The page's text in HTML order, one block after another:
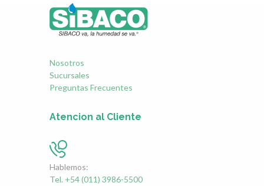
Nosotros
Sucursales
Preguntas Frecuentes
Atencion al Cliente
Hablemos:
Tel. +54 (011) 3986-5500